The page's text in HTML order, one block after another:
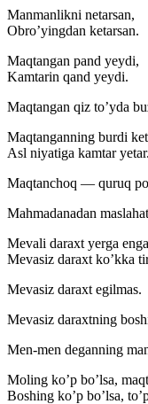
Manmanlikni netarsan,
Obro’yingdan ketarsan.
Maqtangan pand yeydi,
Kamtarin qand yeydi.
Maqtangan qiz to’yda
Maqtanganning burdi
Asl niyatiga kamtar yetar.
Maqtanchoq — quruq
Mahmadanadan
Mevali daraxt yerga
Mevasiz daraxt ko’kka
Mevasiz daraxt egilmas.
Mevasiz daraxtning
Men-men deganning
Moling ko’p bo’lsa,
Boshing ko’p bo’lsa,